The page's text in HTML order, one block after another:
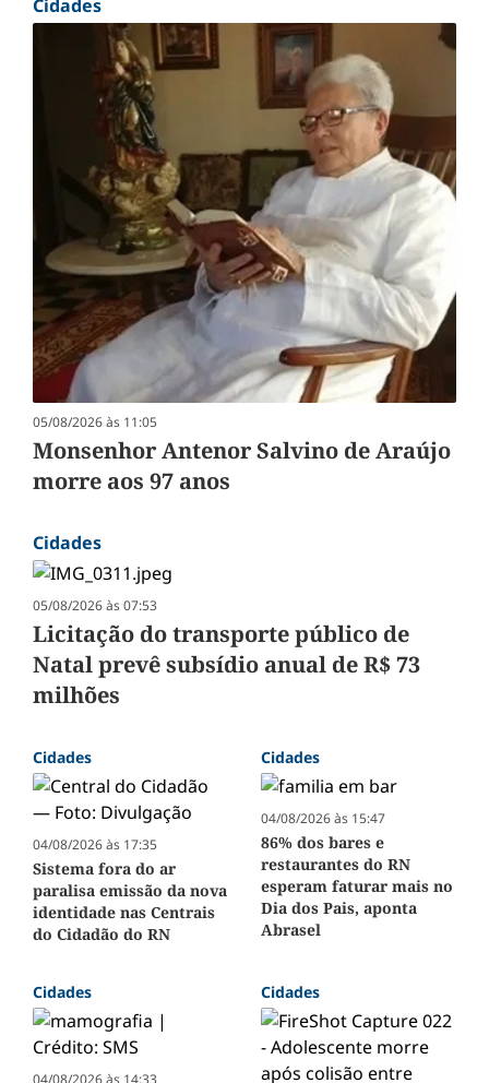
Cidades
05/08/2026 às 11:05
Monsenhor Antenor Salvino de Araújo
morre aos 97 anos
Cidades
05/08/2026 às 07:53
Licitação do transporte público de
Natal prevê subsídio anual de R$ 73
milhões
Cidades
04/08/2026 às 17:35
Sistema fora do ar
paralisa emissão da nova
identidade nas Centrais
do Cidadão do RN
Cidades
04/08/2026 às 15:47
86% dos bares e
restaurantes do RN
esperam faturar mais no
Dia dos Pais, aponta
Abrasel
Cidades
04/08/2026 às 14:33
Cidades